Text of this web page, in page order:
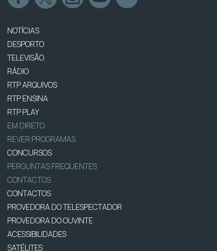
NOTÍCIAS
DESPORTO
TELEVISÃO
RÁDIO
RTP ARQUIVOS
RTP ENSINA
RTP PLAY
EM DIRETO
REVER PROGRAMAS
CONCURSOS
PERGUNTAS FREQUENTES
CONTACTOS
CONTACTOS
PROVEDORA DO TELESPECTADOR
PROVEDORA DO OUVINTE
ACESSIBILIDADES
SATÉLITES